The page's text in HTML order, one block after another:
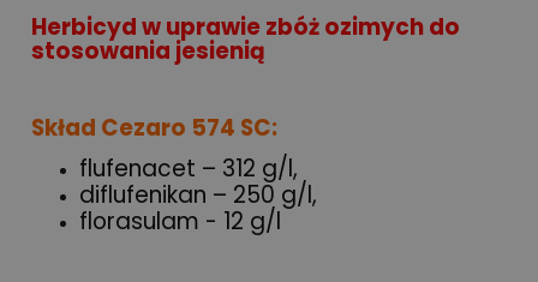
Herbicyd w uprawie zbóż ozimych do
stosowania jesienią
Skład Cezaro 574 SC:
flufenacet – 312 g/l,
diflufenikan – 250 g/l,
florasulam - 12 g/l